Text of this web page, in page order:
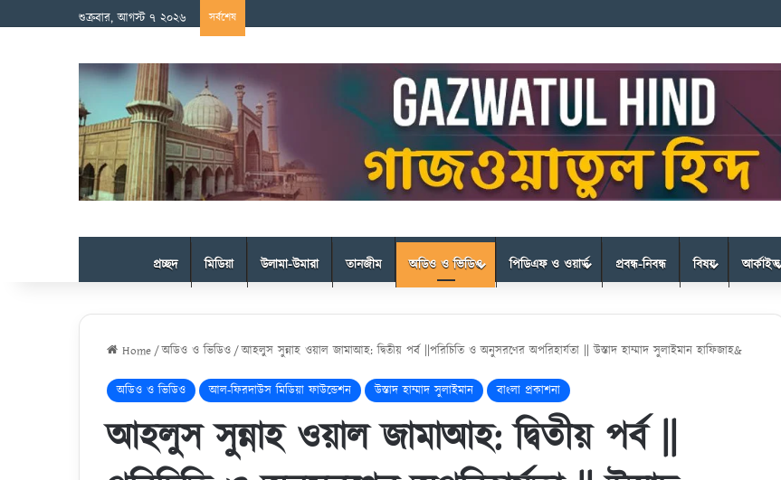
শুক্রবার, আগস্ট ৭ ২০২৬ সর্বশেষ
প্রচ্ছদ মিডিয়া উলামা-উমারা তানজীম অডিও ও ভিডিও পিডিএফ ও ওয়ার্ড প্রবন্ধ-নিবন্ধ বিষয় আর্কাইভ
Home /অডিও ও ভিডিও /আহলুস সুন্নাহ ওয়াল জামাআহ: দ্বিতীয় পর্ব ||পরিচিতি ও অনুসরণের অপরিহার্যতা || উস্তাদ হাম্মাদ সুলাইমান হাফিজাহ&
অডিও ও ভিডিও আল-ফিরদাউস মিডিয়া ফাউন্ডেশন উস্তাদ হাম্মাদ সুলাইমান বাংলা প্রকাশনা
আহলুস সুন্নাহ ওয়াল জামাআহ: দ্বিতীয় পর্ব ||